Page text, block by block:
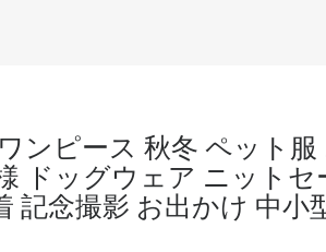
ンピース 秋冬 ペット服
ドッグウェア ニットセ
記念撮影 お出かけ 中小